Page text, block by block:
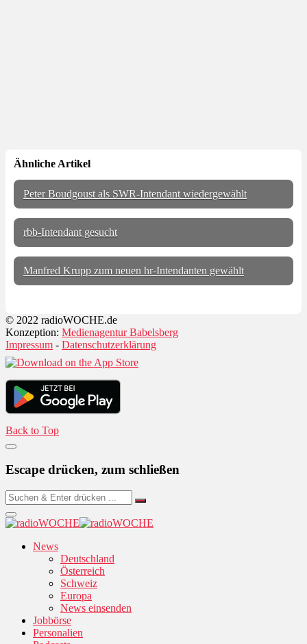
Ähnliche Artikel
Peter Boudgoust als SWR-Intendant wiedergewählt
rbb-Intendant gesucht
Manfred Krupp zum neuen hr-Intendanten gewählt
© 2022 radioWOCHE.de
Konzeption: Medienagentur Babelsberg
Impressum - Datenschutzerklärung
Back to Top
Escape drücken, zum schließen
News
Deutschland
Österreich
Schweiz
Europa
News einsenden
Jobbörse
Personalien